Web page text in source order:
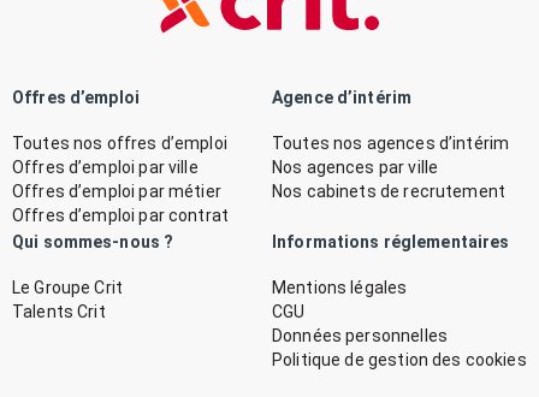
Offres d’emploi
Toutes nos offres d’emploi
Offres d’emploi par ville
Offres d’emploi par métier
Offres d’emploi par contrat
Agence d’intérim
Toutes nos agences d’intérim
Nos agences par ville
Nos cabinets de recrutement
Qui sommes-nous ?
Le Groupe Crit
Talents Crit
Informations réglementaires
Mentions légales
CGU
Données personnelles
Politique de gestion des cookies